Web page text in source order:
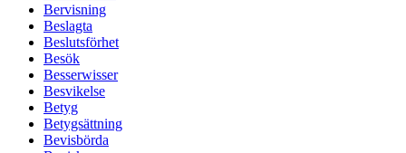
Bervisning
Beslagta
Beslutsförhet
Besök
Besserwisser
Besvikelse
Betyg
Betygsättning
Bevisbörda